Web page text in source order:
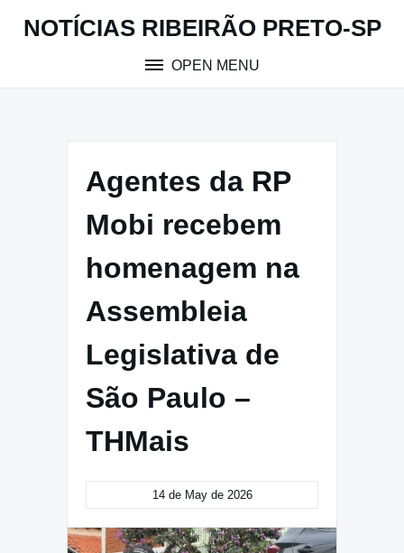
NOTÍCIAS RIBEIRÃO PRETO-SP
OPEN MENU
Agentes da RP
Mobi recebem
homenagem na
Assembleia
Legislativa de
São Paulo –
THMais
14 de May de 2026